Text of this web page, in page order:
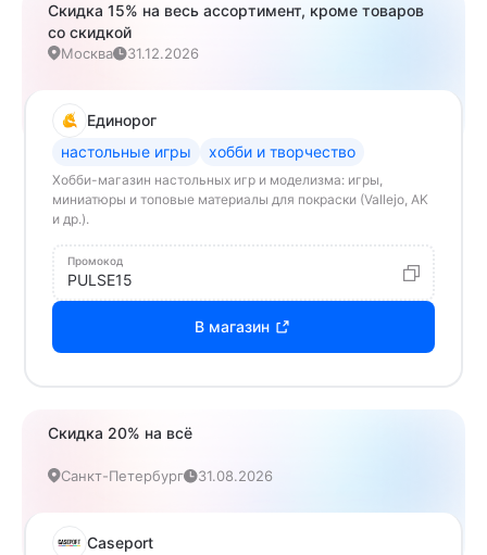
Скидка 15% на весь ассортимент, кроме товаров
со скидкой
Москва 31.12.2026
Единорог
настольные игры
хобби и творчество
Хобби-магазин настольных игр и моделизма: игры,
миниатюры и топовые материалы для покраски (Vallejo, AK
и др.).
Промокод
PULSE15
В магазин
Скидка 20% на всё
Санкт-Петербург 31.08.2026
Caseport